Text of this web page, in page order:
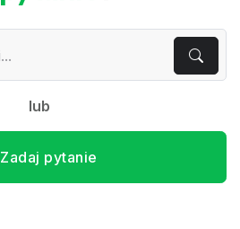
lub
Zadaj pytanie